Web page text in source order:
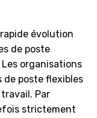
évolution
de poste
organisations
poste flexibles
Par
strictement